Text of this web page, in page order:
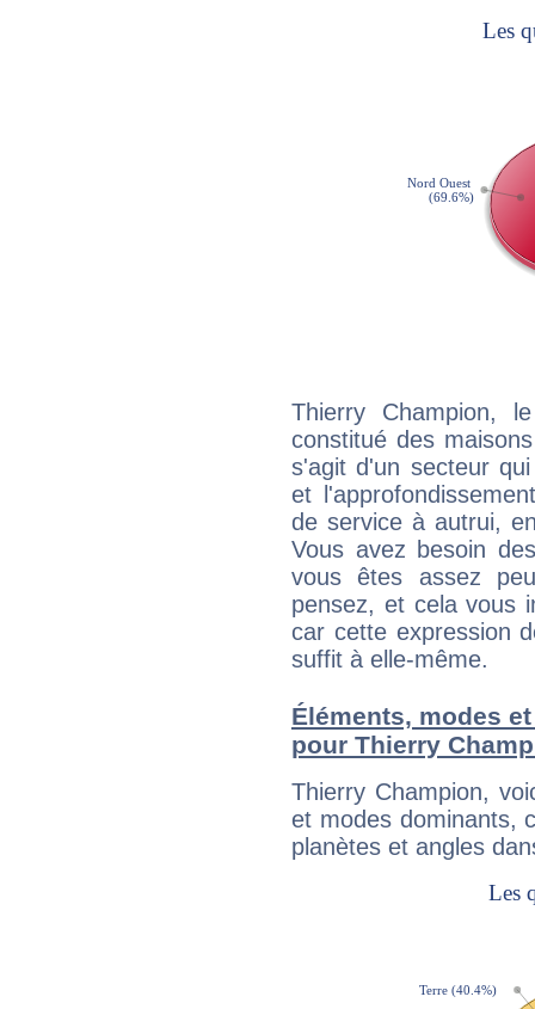
Thierry Champion,
constitué des
s'agit d'un secteur
et
de service à autrui,
Vous avez besoin
vous êtes assez
pensez, et cela vous
car cette expression
suffit à elle-même.
Éléments, modes
pour Thierry
Thierry Champion,
et modes dominants,
planètes et angles